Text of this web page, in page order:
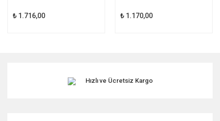
₺ 1.716,00 ₺ 1.170,00
Hızlı ve Ücretsiz Kargo